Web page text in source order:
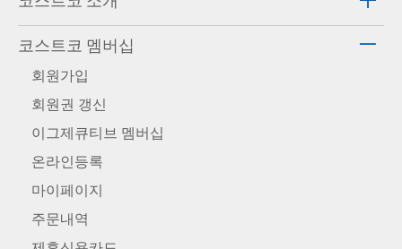
코스트코 멤버십
회원가입
회원권 갱신
이그제큐티브 멤버십
온라인등록
마이페이지
주문내역